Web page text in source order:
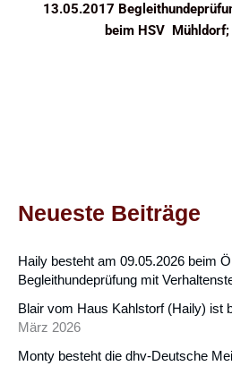
Neueste Beiträge
Haily besteht am 09.05.2026 beim
Begleithundeprüfung mit
Blair vom Haus Kahlstorf (Haily) ist
März 2026
Monty besteht die dhv-Deutsche
13.05.2017
beim HSV Mühldorf;